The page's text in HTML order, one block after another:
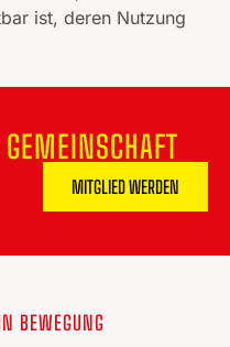
ist, deren Nutzung
MITGLIED WERDEN
BEWEGUNG